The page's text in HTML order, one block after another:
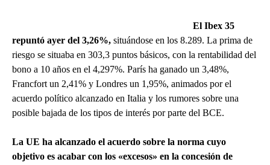
El Ibex 35
repuntó ayer del 3,26%, situándose en los 8.289. La prima de
riesgo se situaba en 303,3 puntos básicos, con la rentabilidad del
bono a 10 años en el 4,297%. París ha ganado un 3,48%,
Francfort un 2,41% y Londres un 1,95%, animados por el
acuerdo político alcanzado en Italia y los rumores sobre una
posible bajada de los tipos de interés por parte del BCE.
La UE ha alcanzado el acuerdo sobre la norma cuyo
objetivo es acabar con los «excesos» en la concesión de